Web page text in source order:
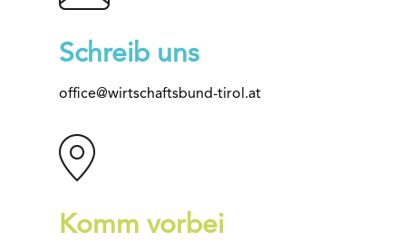
Schreib uns
office@wirtschaftsbund-tirol.at
Komm vorbei